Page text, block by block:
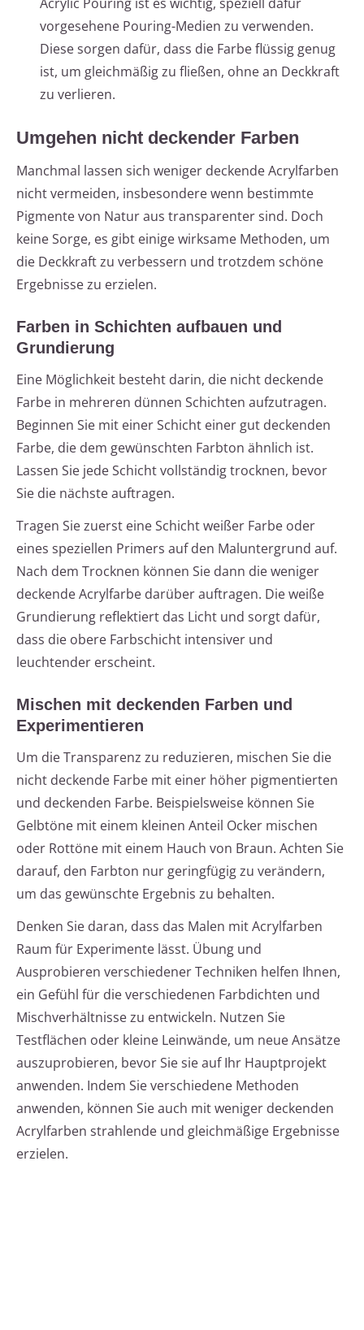
vorgesehene Pouring-Medien zu verwenden.
Diese sorgen dafür, dass die Farbe flüssig genug
ist, um gleichmäßig zu fließen, ohne an Deckkraft
zu verlieren.
Umgehen nicht deckender Farben
Manchmal lassen sich weniger deckende Acrylfarben
nicht vermeiden, insbesondere wenn bestimmte
Pigmente von Natur aus transparenter sind. Doch
keine Sorge, es gibt einige wirksame Methoden, um
die Deckkraft zu verbessern und trotzdem schöne
Ergebnisse zu erzielen.
Farben in Schichten aufbauen und
Grundierung
Eine Möglichkeit besteht darin, die nicht deckende
Farbe in mehreren dünnen Schichten aufzutragen.
Beginnen Sie mit einer Schicht einer gut deckenden
Farbe, die dem gewünschten Farbton ähnlich ist.
Lassen Sie jede Schicht vollständig trocknen, bevor
Sie die nächste auftragen.
Tragen Sie zuerst eine Schicht weißer Farbe oder
eines speziellen Primers auf den Maluntergrund auf.
Nach dem Trocknen können Sie dann die weniger
deckende Acrylfarbe darüber auftragen. Die weiße
Grundierung reflektiert das Licht und sorgt dafür,
dass die obere Farbschicht intensiver und
leuchtender erscheint.
Mischen mit deckenden Farben und
Experimentieren
Um die Transparenz zu reduzieren, mischen Sie die
nicht deckende Farbe mit einer höher pigmentierten
und deckenden Farbe. Beispielsweise können Sie
Gelbtöne mit einem kleinen Anteil Ocker mischen
oder Rottöne mit einem Hauch von Braun. Achten Sie
darauf, den Farbton nur geringfügig zu verändern,
um das gewünschte Ergebnis zu behalten.
Denken Sie daran, dass das Malen mit Acrylfarben
Raum für Experimente lässt. Übung und
Ausprobieren verschiedener Techniken helfen Ihnen,
ein Gefühl für die verschiedenen Farbdichten und
Mischverhältnisse zu entwickeln. Nutzen Sie
Testflächen oder kleine Leinwände, um neue Ansätze
auszuprobieren, bevor Sie sie auf Ihr Hauptprojekt
anwenden. Indem Sie verschiedene Methoden
anwenden, können Sie auch mit weniger deckenden
Acrylfarben strahlende und gleichmäßige Ergebnisse
erzielen.